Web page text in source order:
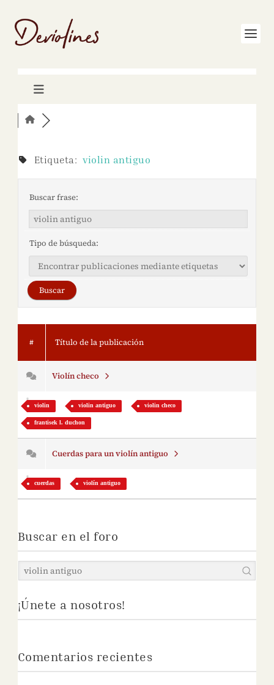
Etiqueta:violin antiguo
Buscar frase:
Tipo de búsqueda:
# Título de la publicación
Violín checo
violin violin antiguo violin checo
frantisek l. duchon
Cuerdas para un violín antiguo
cuerdas violín antiguo
Buscar en el foro
¡Únete a nosotros!
Comentarios recientes